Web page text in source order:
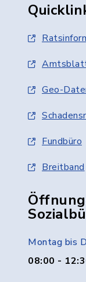
Geo-
Fundbüro
Breitband
Montag bis
08:00 -